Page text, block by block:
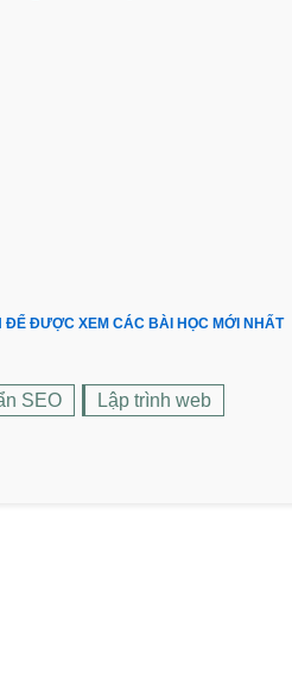
ĐƯỢC XEM CÁC BÀI HỌC MỚI NHẤT
SEO Lập trình web